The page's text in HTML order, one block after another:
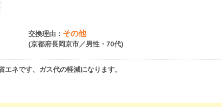
交換理由： その他
(京都府長岡京市／男性・70代)
ネです、ガス代の軽減になります。